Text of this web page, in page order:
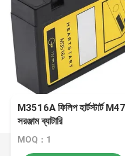
M3516A ফিলিপ হার্টস্টার্ট
সরঞ্জাম ব্যাটারি
MOQ：1